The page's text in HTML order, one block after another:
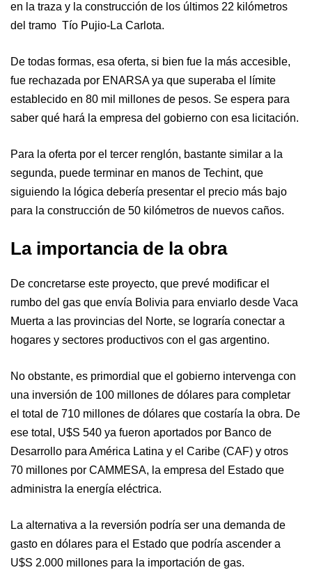
en la traza y la construcción de los últimos 22 kilómetros
del tramo Tío Pujio-La Carlota.
De todas formas, esa oferta, si bien fue la más accesible,
fue rechazada por ENARSA ya que superaba el límite
establecido en 80 mil millones de pesos. Se espera para
saber qué hará la empresa del gobierno con esa licitación.
Para la oferta por el tercer renglón, bastante similar a la
segunda, puede terminar en manos de Techint, que
siguiendo la lógica debería presentar el precio más bajo
para la construcción de 50 kilómetros de nuevos caños.
La importancia de la obra
De concretarse este proyecto, que prevé modificar el
rumbo del gas que envía Bolivia para enviarlo desde Vaca
Muerta a las provincias del Norte, se lograría conectar a
hogares y sectores productivos con el gas argentino.
No obstante, es primordial que el gobierno intervenga con
una inversión de 100 millones de dólares para completar
el total de 710 millones de dólares que costaría la obra. De
ese total, U$S 540 ya fueron aportados por Banco de
Desarrollo para América Latina y el Caribe (CAF) y otros
70 millones por CAMMESA, la empresa del Estado que
administra la energía eléctrica.
La alternativa a la reversión podría ser una demanda de
gasto en dólares para el Estado que podría ascender a
U$S 2.000 millones para la importación de gas.